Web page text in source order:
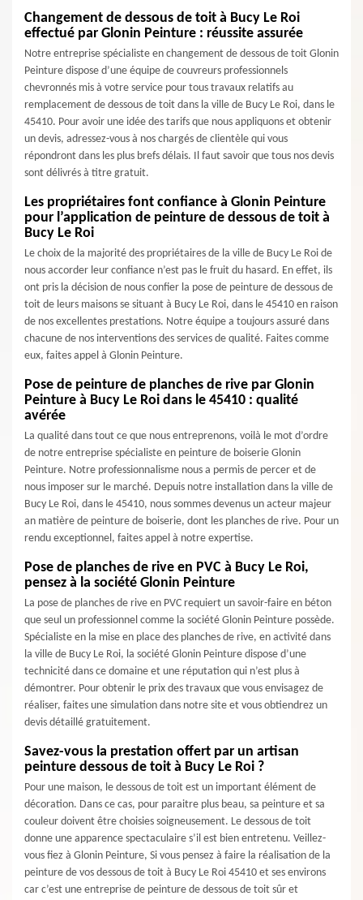
Changement de dessous de toit à Bucy Le Roi
effectué par Glonin Peinture : réussite assurée
Notre entreprise spécialiste en changement de dessous de toit Glonin
Peinture dispose d’une équipe de couvreurs professionnels
chevronnés mis à votre service pour tous travaux relatifs au
remplacement de dessous de toit dans la ville de Bucy Le Roi, dans le
45410. Pour avoir une idée des tarifs que nous appliquons et obtenir
un devis, adressez-vous à nos chargés de clientèle qui vous
répondront dans les plus brefs délais. Il faut savoir que tous nos devis
sont délivrés à titre gratuit.
Les propriétaires font confiance à Glonin Peinture
pour l’application de peinture de dessous de toit à
Bucy Le Roi
Le choix de la majorité des propriétaires de la ville de Bucy Le Roi de
nous accorder leur confiance n’est pas le fruit du hasard. En effet, ils
ont pris la décision de nous confier la pose de peinture de dessous de
toit de leurs maisons se situant à Bucy Le Roi, dans le 45410 en raison
de nos excellentes prestations. Notre équipe a toujours assuré dans
chacune de nos interventions des services de qualité. Faites comme
eux, faites appel à Glonin Peinture.
Pose de peinture de planches de rive par Glonin
Peinture à Bucy Le Roi dans le 45410 : qualité
avérée
La qualité dans tout ce que nous entreprenons, voilà le mot d’ordre
de notre entreprise spécialiste en peinture de boiserie Glonin
Peinture. Notre professionnalisme nous a permis de percer et de
nous imposer sur le marché. Depuis notre installation dans la ville de
Bucy Le Roi, dans le 45410, nous sommes devenus un acteur majeur
an matière de peinture de boiserie, dont les planches de rive. Pour un
rendu exceptionnel, faites appel à notre expertise.
Pose de planches de rive en PVC à Bucy Le Roi,
pensez à la société Glonin Peinture
La pose de planches de rive en PVC requiert un savoir-faire en béton
que seul un professionnel comme la société Glonin Peinture possède.
Spécialiste en la mise en place des planches de rive, en activité dans
la ville de Bucy Le Roi, la société Glonin Peinture dispose d’une
technicité dans ce domaine et une réputation qui n’est plus à
démontrer. Pour obtenir le prix des travaux que vous envisagez de
réaliser, faites une simulation dans notre site et vous obtiendrez un
devis détaillé gratuitement.
Savez-vous la prestation offert par un artisan
peinture dessous de toit à Bucy Le Roi ?
Pour une maison, le dessous de toit est un important élément de
décoration. Dans ce cas, pour paraitre plus beau, sa peinture et sa
couleur doivent être choisies soigneusement. Le dessous de toit
donne une apparence spectaculaire s’il est bien entretenu. Veillez-
vous fiez à Glonin Peinture, Si vous pensez à faire la réalisation de la
peinture de vos dessous de toit à Bucy Le Roi 45410 et ses environs
car c’est une entreprise de peinture de dessous de toit sûr et